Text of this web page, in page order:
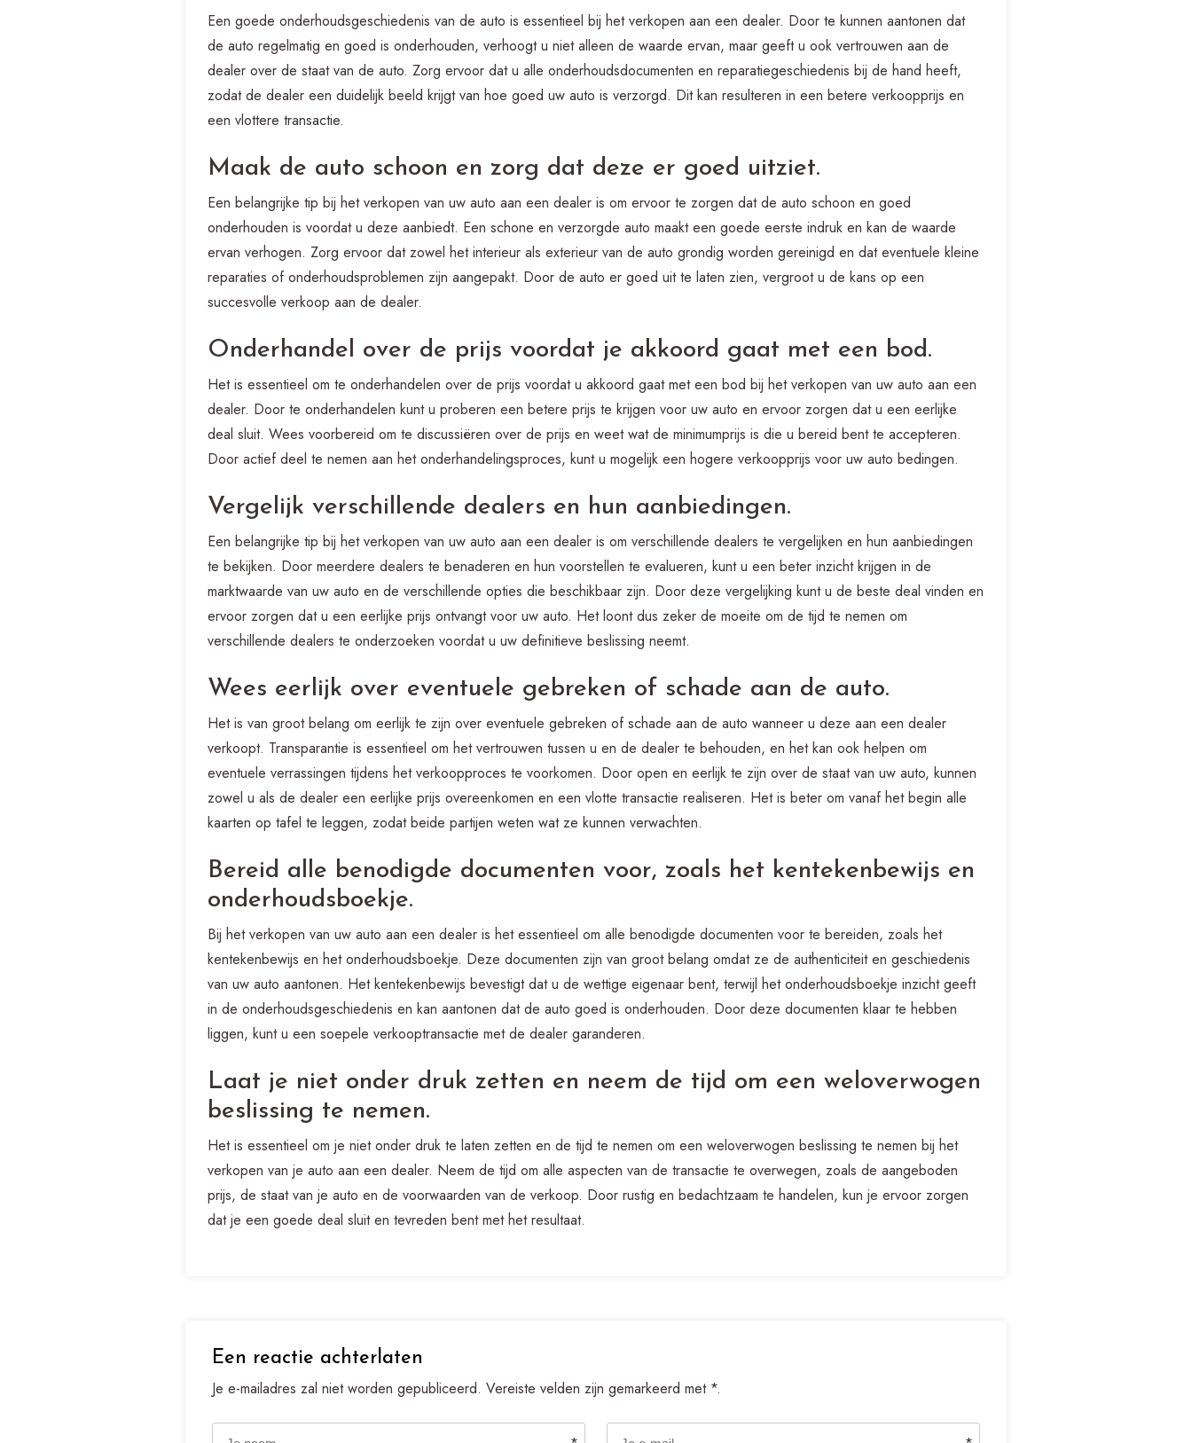
Een goede onderhoudsgeschiedenis van de auto is essentieel bij het verkopen aan een dealer. Door te kunnen aantonen dat
de auto regelmatig en goed is onderhouden, verhoogt u niet alleen de waarde ervan, maar geeft u ook vertrouwen aan de
dealer over de staat van de auto. Zorg ervoor dat u alle onderhoudsdocumenten en reparatiegeschiedenis bij de hand heeft,
zodat de dealer een duidelijk beeld krijgt van hoe goed uw auto is verzorgd. Dit kan resulteren in een betere verkoopprijs en
een vlottere transactie.
Maak de auto schoon en zorg dat deze er goed uitziet.
Een belangrijke tip bij het verkopen van uw auto aan een dealer is om ervoor te zorgen dat de auto schoon en goed
onderhouden is voordat u deze aanbiedt. Een schone en verzorgde auto maakt een goede eerste indruk en kan de waarde
ervan verhogen. Zorg ervoor dat zowel het interieur als exterieur van de auto grondig worden gereinigd en dat eventuele kleine
reparaties of onderhoudsproblemen zijn aangepakt. Door de auto er goed uit te laten zien, vergroot u de kans op een
succesvolle verkoop aan de dealer.
Onderhandel over de prijs voordat je akkoord gaat met een bod.
Het is essentieel om te onderhandelen over de prijs voordat u akkoord gaat met een bod bij het verkopen van uw auto aan een
dealer. Door te onderhandelen kunt u proberen een betere prijs te krijgen voor uw auto en ervoor zorgen dat u een eerlijke
deal sluit. Wees voorbereid om te discussiëren over de prijs en weet wat de minimumprijs is die u bereid bent te accepteren.
Door actief deel te nemen aan het onderhandelingsproces, kunt u mogelijk een hogere verkoopprijs voor uw auto bedingen.
Vergelijk verschillende dealers en hun aanbiedingen.
Een belangrijke tip bij het verkopen van uw auto aan een dealer is om verschillende dealers te vergelijken en hun aanbiedingen
te bekijken. Door meerdere dealers te benaderen en hun voorstellen te evalueren, kunt u een beter inzicht krijgen in de
marktwaarde van uw auto en de verschillende opties die beschikbaar zijn. Door deze vergelijking kunt u de beste deal vinden en
ervoor zorgen dat u een eerlijke prijs ontvangt voor uw auto. Het loont dus zeker de moeite om de tijd te nemen om
verschillende dealers te onderzoeken voordat u uw definitieve beslissing neemt.
Wees eerlijk over eventuele gebreken of schade aan de auto.
Het is van groot belang om eerlijk te zijn over eventuele gebreken of schade aan de auto wanneer u deze aan een dealer
verkoopt. Transparantie is essentieel om het vertrouwen tussen u en de dealer te behouden, en het kan ook helpen om
eventuele verrassingen tijdens het verkoopproces te voorkomen. Door open en eerlijk te zijn over de staat van uw auto, kunnen
zowel u als de dealer een eerlijke prijs overeenkomen en een vlotte transactie realiseren. Het is beter om vanaf het begin alle
kaarten op tafel te leggen, zodat beide partijen weten wat ze kunnen verwachten.
Bereid alle benodigde documenten voor, zoals het kentekenbewijs en
onderhoudsboekje.
Bij het verkopen van uw auto aan een dealer is het essentieel om alle benodigde documenten voor te bereiden, zoals het
kentekenbewijs en het onderhoudsboekje. Deze documenten zijn van groot belang omdat ze de authenticiteit en geschiedenis
van uw auto aantonen. Het kentekenbewijs bevestigt dat u de wettige eigenaar bent, terwijl het onderhoudsboekje inzicht geeft
in de onderhoudsgeschiedenis en kan aantonen dat de auto goed is onderhouden. Door deze documenten klaar te hebben
liggen, kunt u een soepele verkooptransactie met de dealer garanderen.
Laat je niet onder druk zetten en neem de tijd om een weloverwogen
beslissing te nemen.
Het is essentieel om je niet onder druk te laten zetten en de tijd te nemen om een weloverwogen beslissing te nemen bij het
verkopen van je auto aan een dealer. Neem de tijd om alle aspecten van de transactie te overwegen, zoals de aangeboden
prijs, de staat van je auto en de voorwaarden van de verkoop. Door rustig en bedachtzaam te handelen, kun je ervoor zorgen
dat je een goede deal sluit en tevreden bent met het resultaat.
Een reactie achterlaten
Je e-mailadres zal niet worden gepubliceerd. Vereiste velden zijn gemarkeerd met *.